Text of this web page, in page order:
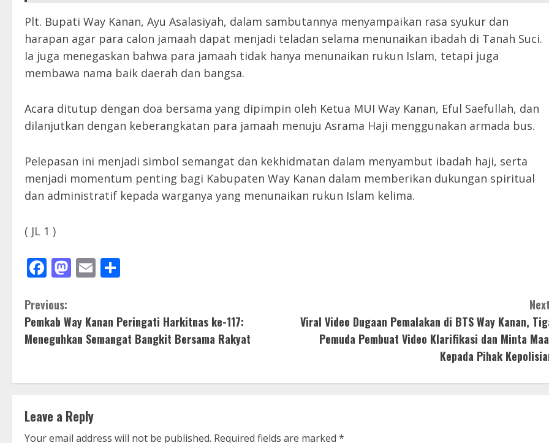
Plt. Bupati Way Kanan, Ayu Asalasiyah, dalam sambutannya menyampaikan rasa syukur dan
harapan agar para calon jamaah dapat menjadi teladan selama menunaikan ibadah di Tanah Suci.
Ia juga menegaskan bahwa para jamaah tidak hanya menunaikan rukun Islam, tetapi juga
membawa nama baik daerah dan bangsa.
Acara ditutup dengan doa bersama yang dipimpin oleh Ketua MUI Way Kanan, Eful Saefullah, dan
dilanjutkan dengan keberangkatan para jamaah menuju Asrama Haji menggunakan armada bus.
Pelepasan ini menjadi simbol semangat dan kekhidmatan dalam menyambut ibadah haji, serta
menjadi momentum penting bagi Kabupaten Way Kanan dalam memberikan dukungan spiritual
dan administratif kepada warganya yang menunaikan rukun Islam kelima.
( JL 1 )
Facebook
Mastodon
Email
C
o
t
i
n
Previous:
Pemkab Way Kanan Peringati Harkitnas ke-117:
Meneguhkan Semangat Bangkit Bersama Rakyat
Viral Video Dugaan Pemalakan di BTS Way Kanan,
Pemuda Pembuat Video Klarifikasi dan Minta
Kepada Pihak
Leave a Reply
Your email address will not be published. Required fields are marked *